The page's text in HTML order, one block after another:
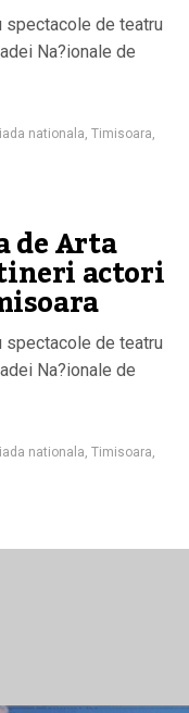
spectacole de teatru
Na?ionale de
nationala, Timisoara,
de Arta
actori
spectacole de teatru
Na?ionale de
nationala, Timisoara,